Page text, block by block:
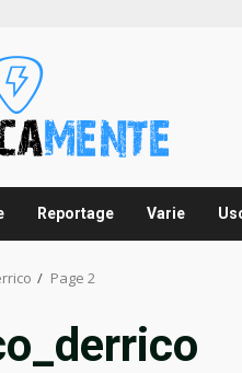
Reportage Varie
Page 2